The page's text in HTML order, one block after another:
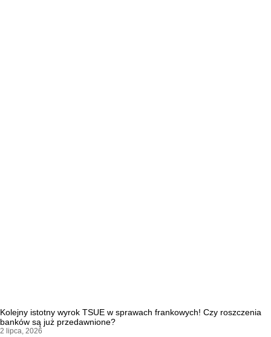
Kolejny istotny wyrok TSUE w sprawach frankowych! Czy roszczenia
banków są już przedawnione?
2 lipca, 2026